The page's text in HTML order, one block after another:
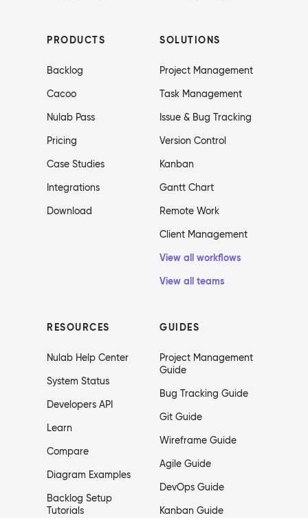
PRODUCTS
Backlog
Cacoo
Nulab Pass
Pricing
Case Studies
Integrations
Download
SOLUTIONS
Project Management
Task Management
Issue & Bug Tracking
Version Control
Kanban
Gantt Chart
Remote Work
Client Management
View all workflows
View all teams
RESOURCES
Nulab Help Center
System Status
Developers API
Learn
Compare
Diagram Examples
Backlog Setup
Tutorials
GUIDES
Project Management
Guide
Bug Tracking Guide
Git Guide
Wireframe Guide
Agile Guide
DevOps Guide
Kanban Guide